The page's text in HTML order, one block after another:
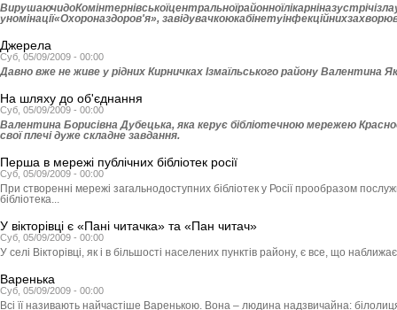
уномінації«Охороназдоров'я»,
Джерела
Суб, 05/09/2009 - 00:00
Давно вже не живе у рідних Кирничках Ізмаїльського району Валентина
На шляху до об'єднання
Суб, 05/09/2009 - 00:00
Валентина Борисівна Дубецька, яка керує бібліотечною мережею
свої плечі дуже складне завдання.
Перша в мережі публічних бібліотек росії
Суб, 05/09/2009 - 00:00
При створенні мережі загальнодоступних бібліотек у Росії прообразом
бібліотека...
У вікторівці є «Пані читачка» та «Пан читач»
Суб, 05/09/2009 - 00:00
У селі Вікторівці, як і в більшості населених пунктів району, є все, що
Варенька
Суб, 05/09/2009 - 00:00
Всі її називають найчастіше Варенькою. Вона – людина надзвичайна: